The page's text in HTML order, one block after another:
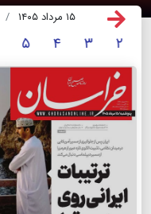
۱۵ مرداد ۱۴۰۵
۲ ۳ ۴ ۵